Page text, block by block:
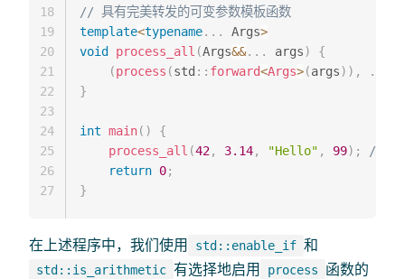
// 具有完美转发的可变参数模板函数
template<typename. . . Args>
void
process_all (Args&&. . . args)
{
(process (std :: forward<Args>(args) ) , .
}
int main( )
{
process_all (42, 3.14, "Hello" , 99) ;
// 输
return 0;
}
18
19
20
21
22
23
24
25
26
27
在上述程序中，我们使用 std::enable_if 和
std::is_arithmetic 有选择地启用 process
函数的